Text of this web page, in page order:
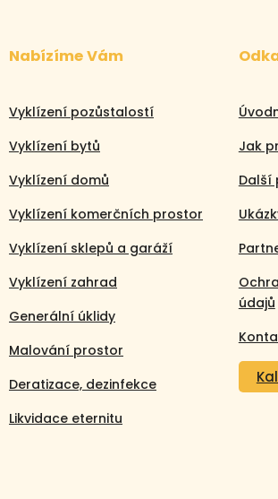
Nabízíme Vám
Vyklízení pozůstalostí
Vyklízení bytů
Vyklízení domů
Vyklízení komerčních prostor
Vyklízení sklepů a garáží
Vyklízení zahrad
Generální úklidy
Malování prostor
Deratizace, dezinfekce
Likvidace eternitu
Jak
Další
údajů